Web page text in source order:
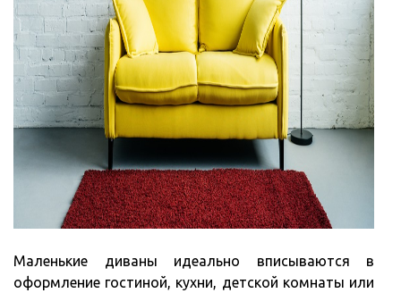
Маленькие диваны идеально вписываются в
оформление гостиной, кухни, детской комнаты или